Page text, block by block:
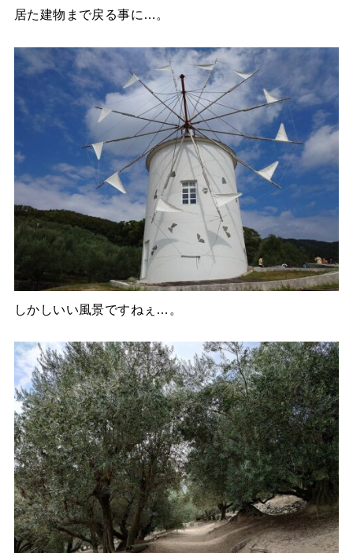
居た建物まで戻る事に…。
しかしいい風景ですねぇ…。